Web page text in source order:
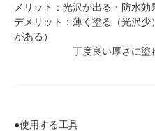
メリット：光沢が出る・防水効
デメリット：薄く塗る（光沢
がある）
丁度良い厚さに塗れる
●使用する工具